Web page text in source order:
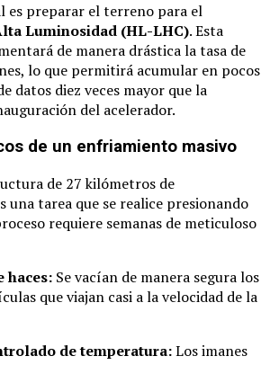
es preparar el terreno para el
Luminosidad (HL-LHC). Esta
de manera drástica la tasa de
lo que permitirá acumular en pocos
datos diez veces mayor que la
del acelerador.
de un enfriamiento masivo
de 27 kilómetros de
una tarea que se realice presionando
requiere semanas de meticuloso
haces: Se vacían de manera segura los
que viajan casi a la velocidad de la
de temperatura:Los imanes